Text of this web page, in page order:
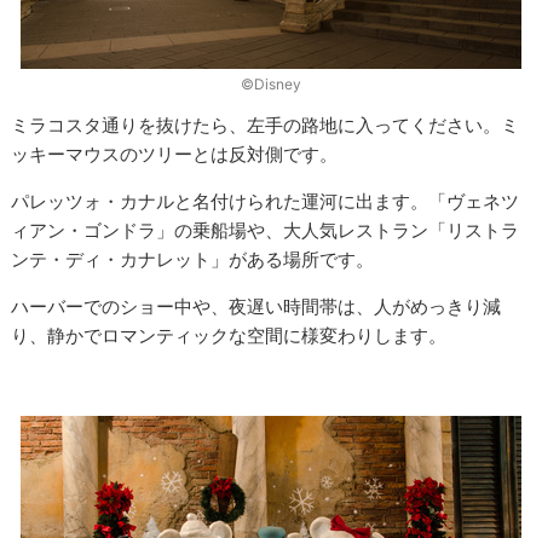
©Disney
ミラコスタ通りを抜けたら、左手の路地に入ってください。ミ
ッキーマウスのツリーとは反対側です。
パレッツォ・カナルと名付けられた運河に出ます。「ヴェネツ
ィアン・ゴンドラ」の乗船場や、大人気レストラン「リストラ
ンテ・ディ・カナレット」がある場所です。
ハーバーでのショー中や、夜遅い時間帯は、人がめっきり減
り、静かでロマンティックな空間に様変わりします。